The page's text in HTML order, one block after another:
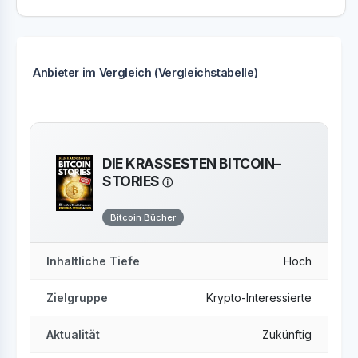
Anbieter im Vergleich (Vergleichstabelle)
DIE KRASSESTEN BITCOIN–
STORIES
Bitcoin Bücher
Inhaltliche Tiefe Hoch
Zielgruppe Krypto-Interessierte
Aktualität Zukünftig